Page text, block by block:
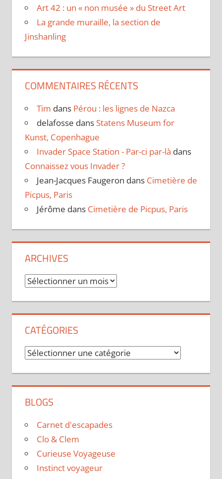
Art 42 : un « non musée » du Street Art
La grande muraille, la section de
Jinshanling
COMMENTAIRES RÉCENTS
Tim dans Pérou : les lignes de Nazca
delafosse dans Statens Museum for
Kunst, Copenhague
Invader Space Station - Par-ci par-là dans
Connaissez vous Invader ?
Jean-Jacques Faugeron dans Cimetière de
Picpus, Paris
Jérôme dans Cimetière de Picpus, Paris
ARCHIVES
Archives
CATÉGORIES
Catégories
BLOGS
Carnet d'escapades
Clo & Clem
Curieuse Voyageuse
Instinct voyageur